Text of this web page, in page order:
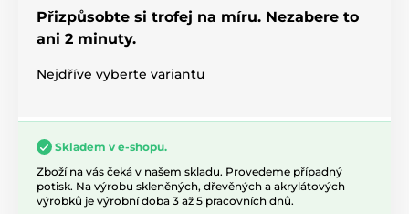
Přizpůsobte si trofej na míru. Nezabere to
ani 2 minuty.
Nejdříve vyberte variantu
Skladem v e-shopu.
Zboží na vás čeká v našem skladu. Provedeme případný
potisk. Na výrobu skleněných, dřevěných a akrylátových
výrobků je výrobní doba 3 až 5 pracovních dnů.